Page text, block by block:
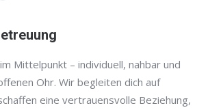
Mittelpunkt – individuell, nahbar und
Ohr. Wir begleiten dich auf
eine vertrauensvolle Beziehung,